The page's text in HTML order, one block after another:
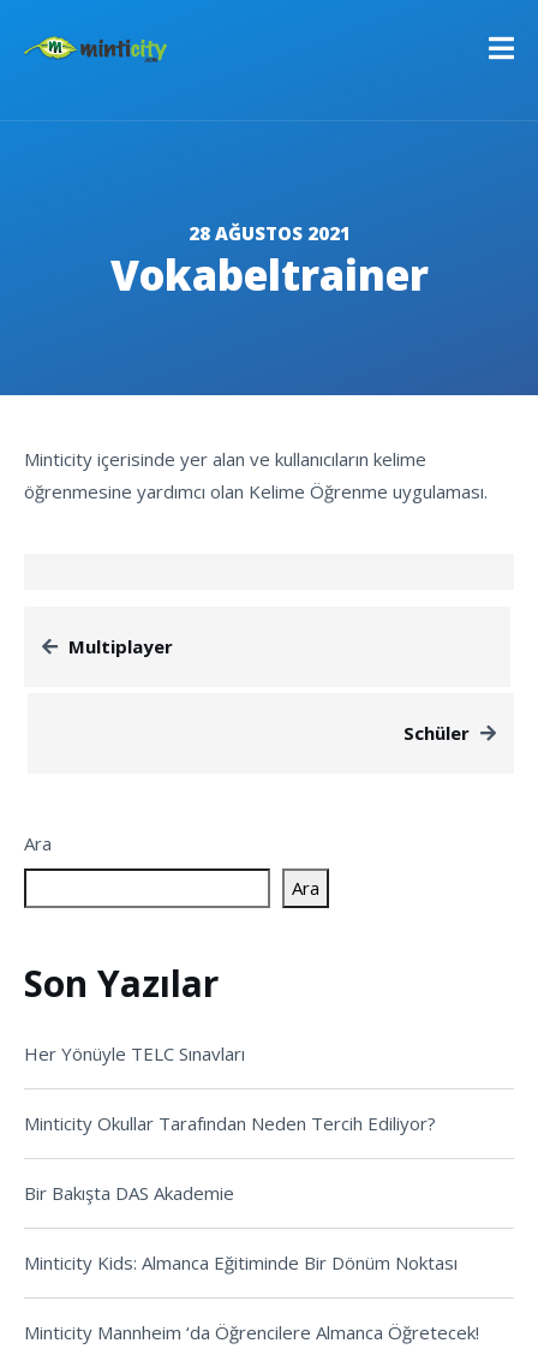
28 AĞUSTOS 2021
Vokabeltrainer
Minticity içerisinde yer alan ve kullanıcıların kelime
öğrenmesine yardımcı olan Kelime Öğrenme uygulaması.
Multiplayer
Schüler
Ara
Ara
Son Yazılar
Her Yönüyle TELC Sınavları
Minticity Okullar Tarafından Neden Tercih Ediliyor?
Bir Bakışta DAS Akademie
Minticity Kids: Almanca Eğitiminde Bir Dönüm Noktası
Minticity Mannheim ‘da Öğrencilere Almanca Öğretecek!